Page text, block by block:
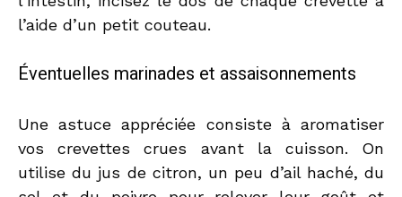
l’aide d’un petit couteau.
Éventuelles marinades et assaisonnements
Une astuce appréciée consiste à aromatiser
vos crevettes crues avant la cuisson. On
utilise du jus de citron, un peu d’ail haché, du